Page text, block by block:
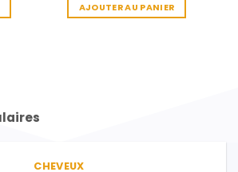
AJOUTER AU PANIER
CHEVEUX